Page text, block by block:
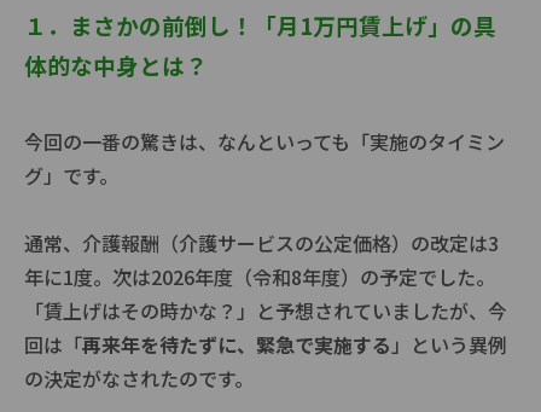
１．まさかの前倒し！「月1万円賃上げ」の具
体的な中身とは？
今回の一番の驚きは、なんといっても「実施のタイミン
グ」です。
通常、介護報酬（介護サービスの公定価格）の改定は3
年に1度。次は2026年度（令和8年度）の予定でした。
「賃上げはその時かな？」と予想されていましたが、今
回は「再来年を待たずに、緊急で実施する」という異例
の決定がなされたのです。